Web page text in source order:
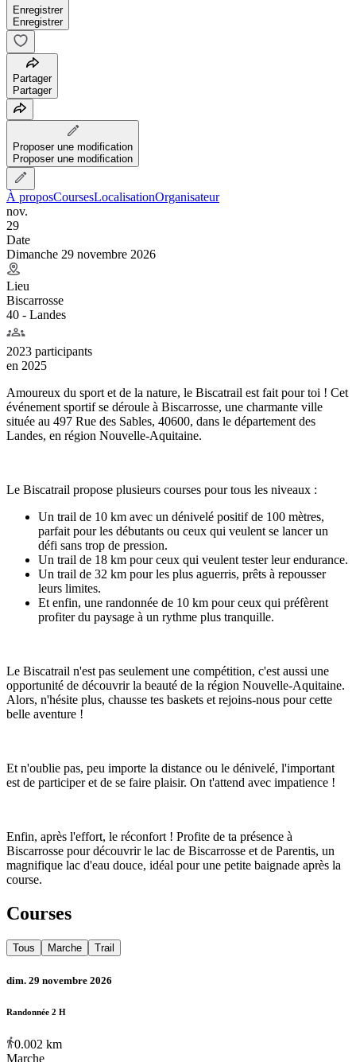
Enregistrer
Enregistrer
Partager
Partager
Proposer une modification
Proposer une modification
À proposCoursesLocalisationOrganisateur
nov.
29
Date
Dimanche 29 novembre 2026
Lieu
Biscarrosse
40 - Landes
2023 participants
en 2025
Amoureux du sport et de la nature, le Biscatrail est fait pour toi ! Cet
événement sportif se déroule à Biscarrosse, une charmante ville
située au 497 Rue des Sables, 40600, dans le département des
Landes, en région Nouvelle-Aquitaine.
Le Biscatrail propose plusieurs courses pour tous les niveaux :
Un trail de 10 km avec un dénivelé positif de 100 mètres,
parfait pour les débutants ou ceux qui veulent se lancer un
défi sans trop de pression.
Un trail de 18 km pour ceux qui veulent tester leur endurance.
Un trail de 32 km pour les plus aguerris, prêts à repousser
leurs limites.
Et enfin, une randonnée de 10 km pour ceux qui préfèrent
profiter du paysage à un rythme plus tranquille.
Le Biscatrail n'est pas seulement une compétition, c'est aussi une
opportunité de découvrir la beauté de la région Nouvelle-Aquitaine.
Alors, n'hésite plus, chausse tes baskets et rejoins-nous pour cette
belle aventure !
Et n'oublie pas, peu importe la distance ou le dénivelé, l'important
est de participer et de se faire plaisir. On t'attend avec impatience !
Enfin, après l'effort, le réconfort ! Profite de ta présence à
Biscarrosse pour découvrir le lac de Biscarrosse et de Parentis, un
magnifique lac d'eau douce, idéal pour une petite baignade après la
course.
Courses
Tous Marche Trail
dim. 29 novembre 2026
Randonnée 2 H
0.002 km
Marche